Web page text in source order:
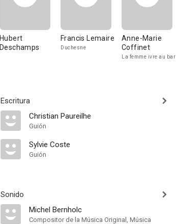
Hubert
Deschamps
Francis Lemaire
Duchesne
Anne-Marie
Coffinet
La femme ivre au bar
Escritura
Christian Paureilhe
Guión
Sylvie Coste
Guión
Sonido
Michel Bernholc
Compositor de la Música Original, Música